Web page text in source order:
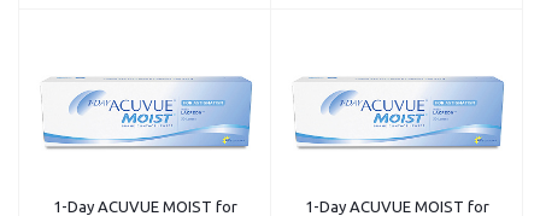
1-Day ACUVUE MOIST for
1-Day ACUVUE MOIST for